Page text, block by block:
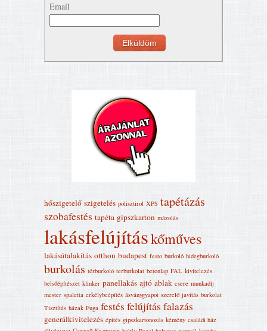
Email
hőszigetelő szigetelés polisztirol XPS tapétázás
szobafestés tapéta gipszkarton mázolás
lakásfelújításkőműves
lakásátalakítás otthon budapest festo burkoló hidegburkoló
burkolás térburkoló terburkolat betonlap FAL kivitelezés
belsőépítészet klinker panellakás ajtó ablak csere munkadíj
mester spaletta erkélybeépítés ásványgyapot szerelő javítás burkolat
Tisztítás házak Fuga festés felújítás falazás
generálkivitelezés építés gipszkartonozás kémény családi ház